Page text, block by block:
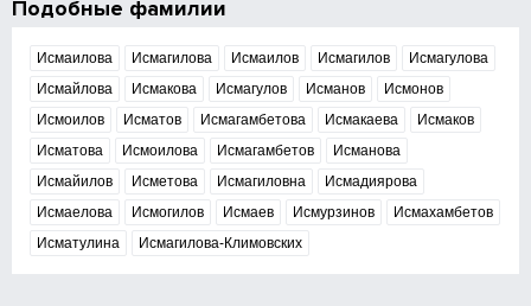
Подобные фамилии
Исмаилова Исмагилова Исмаилов Исмагилов
Исмагулова
Исмайлова
Исмакова Исмагулов Исманов
Исмонов
Исмоилов
Исматов Исмагамбетова Исмакаева
Исмаков
Исматова
Исмоилова Исмагамбетов
Исманова
Исмайилов
Исметова Исмагиловна
Исмадиярова
Исмаелова
Исмогилов Исмаев Исмурзинов
Исмахамбетов
Исматулина
Исмагилова-Климовских